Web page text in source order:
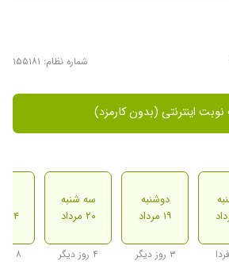
شماره نظام: ۱۵۵۱۸۱
اینترنتی (بدون کارمزد)
دوشنبه
۱۹ مرداد
۳ روز دیگر
سه شنبه
۲۰ مرداد
۴ روز دیگر
۲۴ مرداد
۸ روز دیگر